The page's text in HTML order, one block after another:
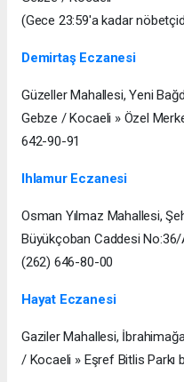
(Gece 23:59'a kadar
Demirtaş Eczanesi
Güzeller Mahallesi, Yeni
Gebze / Kocaeli » Özel
642-90-91
Ihlamur Eczanesi
Osman Yılmaz Mahallesi,
Büyükçoban Caddesi
(262) 646-80-00
Hayat Eczanesi
Gaziler Mahallesi,
/ Kocaeli » Eşref Bitlis Parkı